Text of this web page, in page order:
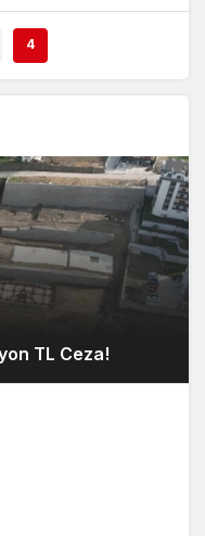
4
TL Ceza!